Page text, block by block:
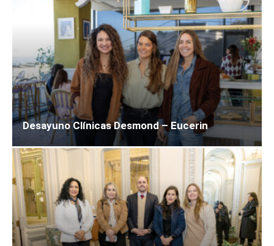
Desayuno Clínicas Desmond – Eucerin